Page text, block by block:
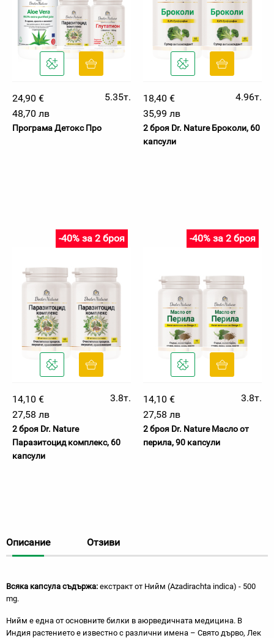
24,90 €
5.35т.
48,70 лв
Програма Детокс Про
18,40 €
4.96т.
35,99 лв
2 броя Dr. Nature Броколи, 60
капсули
-40% за 2 броя
14,10 €
3.8т.
27,58 лв
2 броя Dr. Nature
Паразитоцид комплекс, 60
капсули
-40% за 2 броя
14,10 €
3.8т.
27,58 лв
2 броя Dr. Nature Масло от
перила, 90 капсули
Описание Отзиви
Всяка капсула съдържа: екстракт от Нийм (Azadirachta indica) - 500
mg.
Нийм е една от основните билки в аюрведичната медицина. В
Индия растението е известно с различни имена – Свято дърво, Лек